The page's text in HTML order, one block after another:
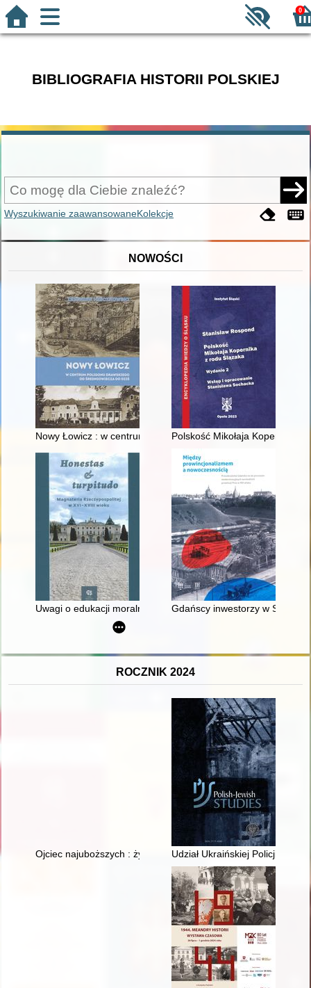
0
BIBLIOGRAFIA HISTORII POLSKIEJ
Wyszukiwanie zaawansowaneKolekcje
NOWOŚCI
Nowy Łowicz : w centrum poligonu drawskiego od
Polskość Mikołaja Kopernika z
Uwagi o edukacji moralnej synów szlacheckich w XVI-
Gdańscy inwestorzy w
ROCZNIK 2024
Ojciec najuboższych : życie i działalność księdza biskupa
Udział Ukraińskiej Policji